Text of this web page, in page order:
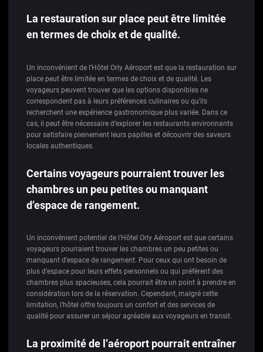
La restauration sur place peut être limitée
en termes de choix et de qualité.
Un inconvénient de l’Hôtel Orly Aéroport est que la restauration sur
place peut être limitée en termes de choix et de qualité. Les
voyageurs peuvent trouver que les options disponibles ne
correspondent pas à leurs préférences culinaires ou qu’ils
recherchent une expérience gastronomique plus variée. Dans ce
cas, il peut être nécessaire d’explorer les restaurants environnants
pour satisfaire pleinement leurs papilles et découvrir des saveurs
locales authentiques.
Certains voyageurs pourraient trouver les
chambres un peu petites ou manquant
d’espace de rangement.
Un inconvénient potentiel de l’Hôtel Orly Aéroport est que certains
voyageurs pourraient trouver les chambres un peu petites ou
manquant d’espace de rangement. Pour ceux qui ont besoin de
plus d’espace pour leurs effets personnels ou qui préfèrent des
chambres plus spacieuses, cela pourrait être un point à prendre en
considération lors de la réservation. Cependant, malgré cette
limitation, l’hôtel offre toujours un confort et des services de
qualité pour assurer un séjour agréable aux voyageurs en transit.
La proximité de l’aéroport pourrait entraîner